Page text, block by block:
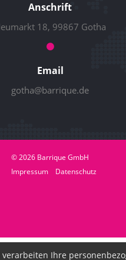
Anschrift
18, 99867 Gotha
Email
gotha@barrique.de
© 2026 Barrique GmbH
Impressum
Datenschutz
Ihre